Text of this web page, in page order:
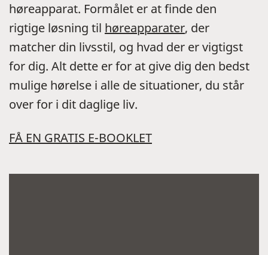
høreapparat. Formålet er at finde den
rigtige løsning til høreapparater, der
matcher din livsstil, og hvad der er vigtigst
for dig. Alt dette er for at give dig den bedst
mulige hørelse i alle de situationer, du står
over for i dit daglige liv.
FÅ EN GRATIS E-BOOKLET